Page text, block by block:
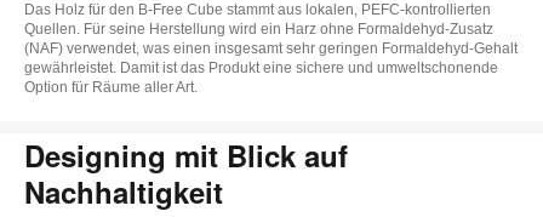
Das Holz für den B-Free Cube stammt aus lokalen, PEFC-kontrollierten
Quellen. Für seine Herstellung wird ein Harz ohne Formaldehyd-Zusatz
(NAF) verwendet, was einen insgesamt sehr geringen Formaldehyd-Gehalt
gewährleistet. Damit ist das Produkt eine sichere und umweltschonende
Option für Räume aller Art.
Designing mit Blick auf
Nachhaltigkeit